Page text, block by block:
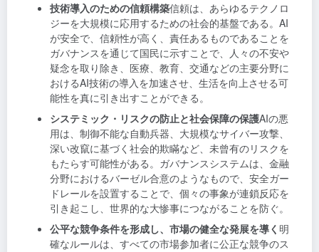
技術導入のための信頼構築信頼は、あらゆるテクノロ
ジーを大規模に応用するための社会的基盤である。AI
が安全で、信頼性が高く、責任あるものであることを
ガバナンスを通じて国民に示すことで、人々の不安や
疑念を取り除き、医療、教育、交通などの主要分野に
おけるAI技術の導入を加速させ、生活を向上させる可
能性を真に引き出すことができる。
システミック・リスクの防止と社会保障の保護AIの悪
用は、制御不能な自動兵器、大規模なサイバー攻撃、
深い改竄に基づく社会的欺瞞など、未曾有のリスクを
もたらす可能性がある。ガバナンスシステムは、金融
分野におけるバーゼル合意のようなもので、安全ガー
ドレールを設置することで、個々の事象が連鎖反応を
引き起こし、世界的な大惨事につながることを防ぐ。
公平な競争条件を形成し、市場の健全な発展を導く 明
確なルールは、すべての市場参加者に公正な競争のス